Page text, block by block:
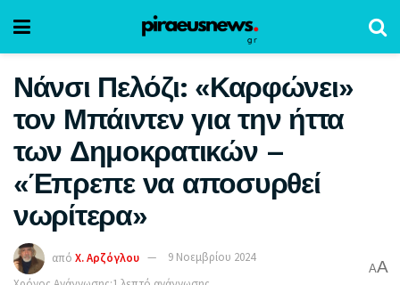
Νάνσι Πελόζι: «Καρφώνει»
τον Μπάιντεν για την ήττα
των Δημοκρατικών –
«Έπρεπε να αποσυρθεί
νωρίτερα»
από Χ. Αρζόγλου
9 Νοεμβρίου 2024
AA